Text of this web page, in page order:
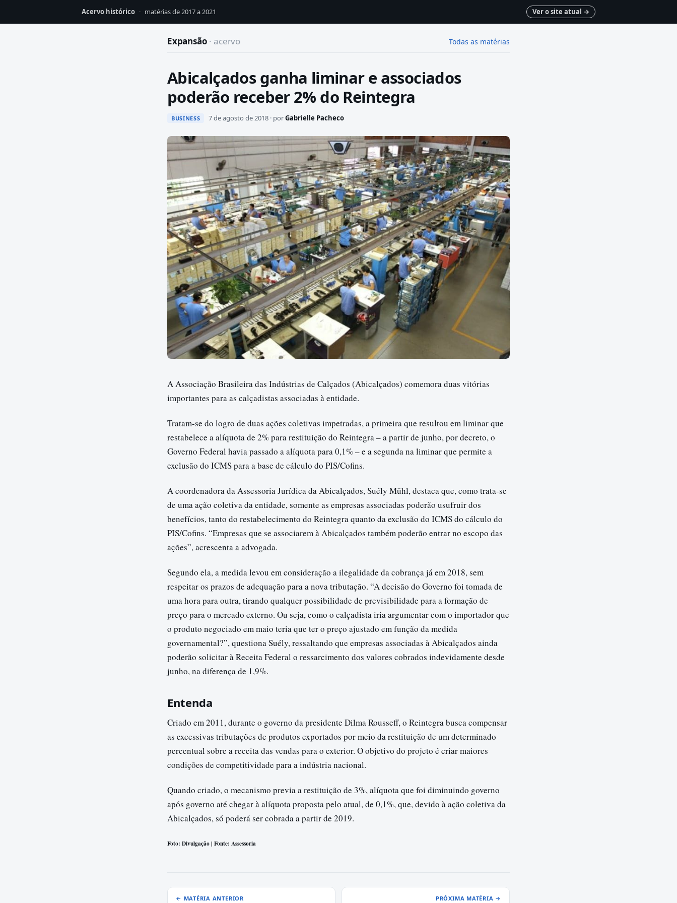
Acervo histórico · matérias de 2017 a 2021 Ver o site atual →
Expansão · acervo Todas as matérias
Abicalçados ganha liminar e associados
poderão receber 2% do Reintegra
BUSINESS 7 de agosto de 2018 · porGabrielle Pacheco
A Associação Brasileira das Indústrias de Calçados (Abicalçados) comemora duas vitórias
importantes para as calçadistas associadas à entidade.
Tratam-se do logro de duas ações coletivas impetradas, a primeira que resultou em liminar que
restabelece a alíquota de 2% para restituição do Reintegra – a partir de junho, por decreto, o
Governo Federal havia passado a alíquota para 0,1% – e a segunda na liminar que permite a
exclusão do ICMS para a base de cálculo do PIS/Cofins.
A coordenadora da Assessoria Jurídica da Abicalçados, Suély Mühl, destaca que, como trata-se
de uma ação coletiva da entidade, somente as empresas associadas poderão usufruir dos
benefícios, tanto do restabelecimento do Reintegra quanto da exclusão do ICMS do cálculo do
PIS/Cofins. “Empresas que se associarem à Abicalçados também poderão entrar no escopo das
ações”, acrescenta a advogada.
Segundo ela, a medida levou em consideração a ilegalidade da cobrança já em 2018, sem
respeitar os prazos de adequação para a nova tributação. “A decisão do Governo foi tomada de
uma hora para outra, tirando qualquer possibilidade de previsibilidade para a formação de
preço para o mercado externo. Ou seja, como o calçadista iria argumentar com o importador que
o produto negociado em maio teria que ter o preço ajustado em função da medida
governamental?”, questiona Suély, ressaltando que empresas associadas à Abicalçados ainda
poderão solicitar à Receita Federal o ressarcimento dos valores cobrados indevidamente desde
junho, na diferença de 1,9%.
Entenda
Criado em 2011, durante o governo da presidente Dilma Rousseff, o Reintegra busca compensar
as excessivas tributações de produtos exportados por meio da restituição de um determinado
percentual sobre a receita das vendas para o exterior. O objetivo do projeto é criar maiores
condições de competitividade para a indústria nacional.
Quando criado, o mecanismo previa a restituição de 3%, alíquota que foi diminuindo governo
após governo até chegar à alíquota proposta pelo atual, de 0,1%, que, devido à ação coletiva da
Abicalçados, só poderá ser cobrada a partir de 2019.
Foto: Divulgação | Fonte: Assessoria
← MATÉRIA ANTERIOR PRÓXIMA MATÉRIA →